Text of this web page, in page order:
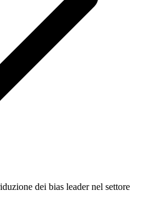
dei bias leader nel settore